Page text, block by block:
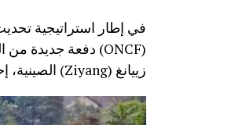
في إطار استراتيجية
زييانغ (Ziyang) الصينية، إحدى أبرز القواعد الصناعية المتخصصة في تصنيع معدات النقل السككي.